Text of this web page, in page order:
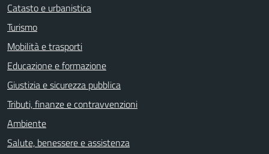
Catasto e urbanistica
Turismo
Mobilità e trasporti
Educazione e formazione
Giustizia e sicurezza pubblica
Tributi, finanze e contravvenzioni
Ambiente
Salute, benessere e assistenza